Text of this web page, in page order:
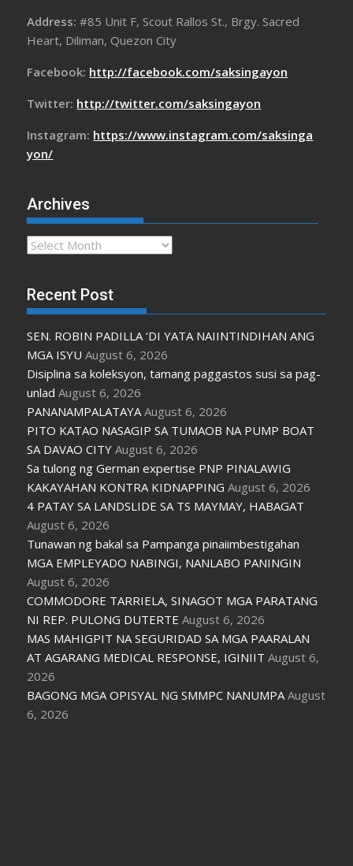
Address:#85 Unit F, Scout Rallos St., Brgy. Sacred
Heart, Diliman, Quezon City
Facebook: http://facebook.com/saksingayon
Twitter: http://twitter.com/saksingayon
Instagram: https://www.instagram.com/saksinga
yon/
Archives
Archives
Recent Post
SEN. ROBIN PADILLA ‘DI YATA NAIINTINDIHAN ANG
MGA ISYU August 6, 2026
Disiplina sa koleksyon, tamang paggastos susi sa pag-
unlad August 6, 2026
PANANAMPALATAYA August 6, 2026
PITO KATAO NASAGIP SA TUMAOB NA PUMP BOAT
SA DAVAO CITY August 6, 2026
Sa tulong ng German expertise PNP PINALAWIG
KAKAYAHAN KONTRA KIDNAPPING August 6, 2026
4 PATAY SA LANDSLIDE SA TS MAYMAY, HABAGAT
August 6, 2026
Tunawan ng bakal sa Pampanga pinaiimbestigahan
MGA EMPLEYADO NABINGI, NANLABO PANINGIN
August 6, 2026
COMMODORE TARRIELA, SINAGOT MGA PARATANG
NI REP. PULONG DUTERTE August 6, 2026
MAS MAHIGPIT NA SEGURIDAD SA MGA PAARALAN
AT AGARANG MEDICAL RESPONSE, IGINIIT August 6,
2026
BAGONG MGA OPISYAL NG SMMPC NANUMPA August
6, 2026